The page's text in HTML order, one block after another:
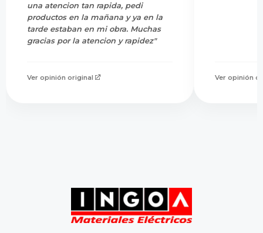
una atencion tan rapida, pedi
productos en la mañana y ya en la
tarde estaban en mi obra. Muchas
gracias por la atencion y rapidez"
Ver opinión original Ver opinión